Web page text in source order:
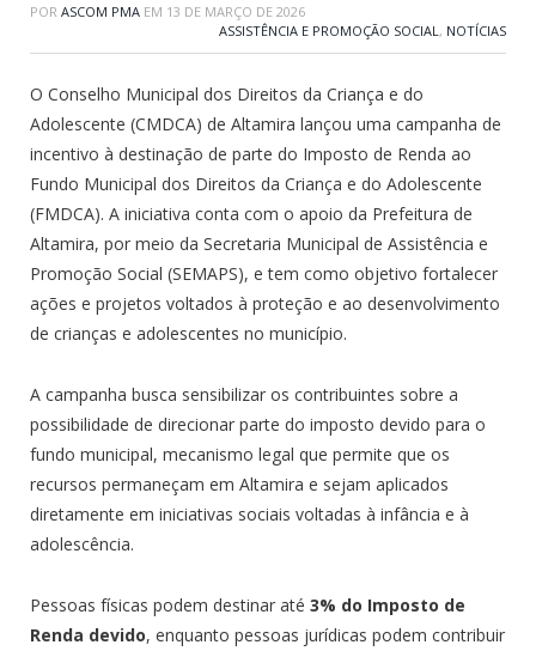
POR ASCOM PMA EM 13 DE MARÇO DE 2026
ASSISTÊNCIA E PROMOÇÃO SOCIAL , NOTÍCIAS
O Conselho Municipal dos Direitos da Criança e do
Adolescente (CMDCA) de Altamira lançou uma campanha de
incentivo à destinação de parte do Imposto de Renda ao
Fundo Municipal dos Direitos da Criança e do Adolescente
(FMDCA). A iniciativa conta com o apoio da Prefeitura de
Altamira, por meio da Secretaria Municipal de Assistência e
Promoção Social (SEMAPS), e tem como objetivo fortalecer
ações e projetos voltados à proteção e ao desenvolvimento
de crianças e adolescentes no município.
A campanha busca sensibilizar os contribuintes sobre a
possibilidade de direcionar parte do imposto devido para o
fundo municipal, mecanismo legal que permite que os
recursos permaneçam em Altamira e sejam aplicados
diretamente em iniciativas sociais voltadas à infância e à
adolescência.
Pessoas físicas podem destinar até 3% do Imposto de
Renda devido, enquanto pessoas jurídicas podem contribuir